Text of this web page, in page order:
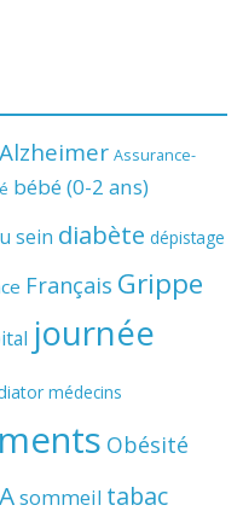
Alzheimer Assurance-
bébé (0-2 ans)
sein diabète dépistage
Français Grippe
journée
médecins
Obésité
sommeil tabac